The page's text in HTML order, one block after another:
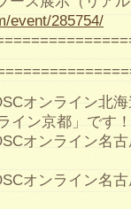
event/285754/
オンライン北
イン京都」です！
オンライン名
オンライン名